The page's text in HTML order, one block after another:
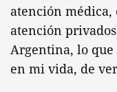
atención médica,
atención
Argentina, lo que
en mi vida, de